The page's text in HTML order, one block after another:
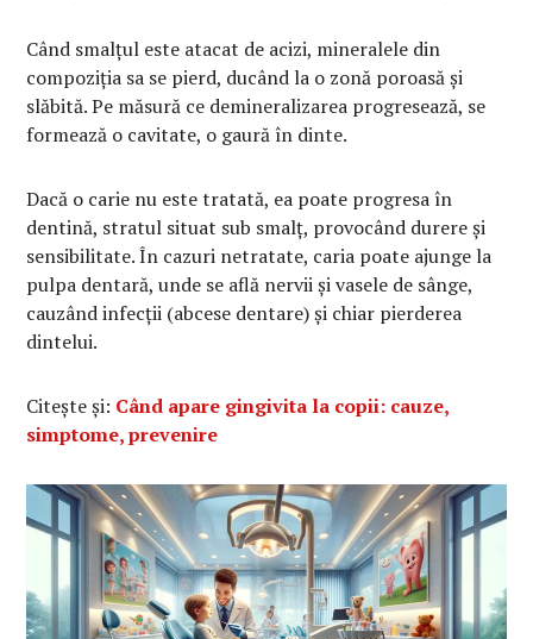
Când smalțul este atacat de acizi, mineralele din
compoziția sa se pierd, ducând la o zonă poroasă și
slăbită. Pe măsură ce demineralizarea progresează, se
formează o cavitate, o gaură în dinte.
Dacă o carie nu este tratată, ea poate progresa în
dentină, stratul situat sub smalț, provocând durere și
sensibilitate. În cazuri netratate, caria poate ajunge la
pulpa dentară, unde se află nervii și vasele de sânge,
cauzând infecții (abcese dentare) și chiar pierderea
dintelui.
Citește și: Când apare gingivita la copii: cauze,
simptome, prevenire